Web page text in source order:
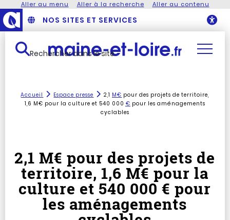
Aller au menu Aller à la recherche Aller au contenu
NOS SITES ET SERVICES
Rechercher dans le site
Accueil Espace presse 2,1 M€ pour des projets de territoire,
1,6 M€ pour la culture et 540 000 € pour les aménagements
cyclables
2,1 M€ pour des projets de
territoire, 1,6 M€ pour la
culture et 540 000 € pour
les aménagements